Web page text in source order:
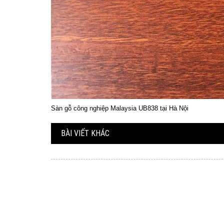
Sàn gỗ công nghiệp Malaysia UB838 tại Hà Nội
BÀI VIẾT KHÁC